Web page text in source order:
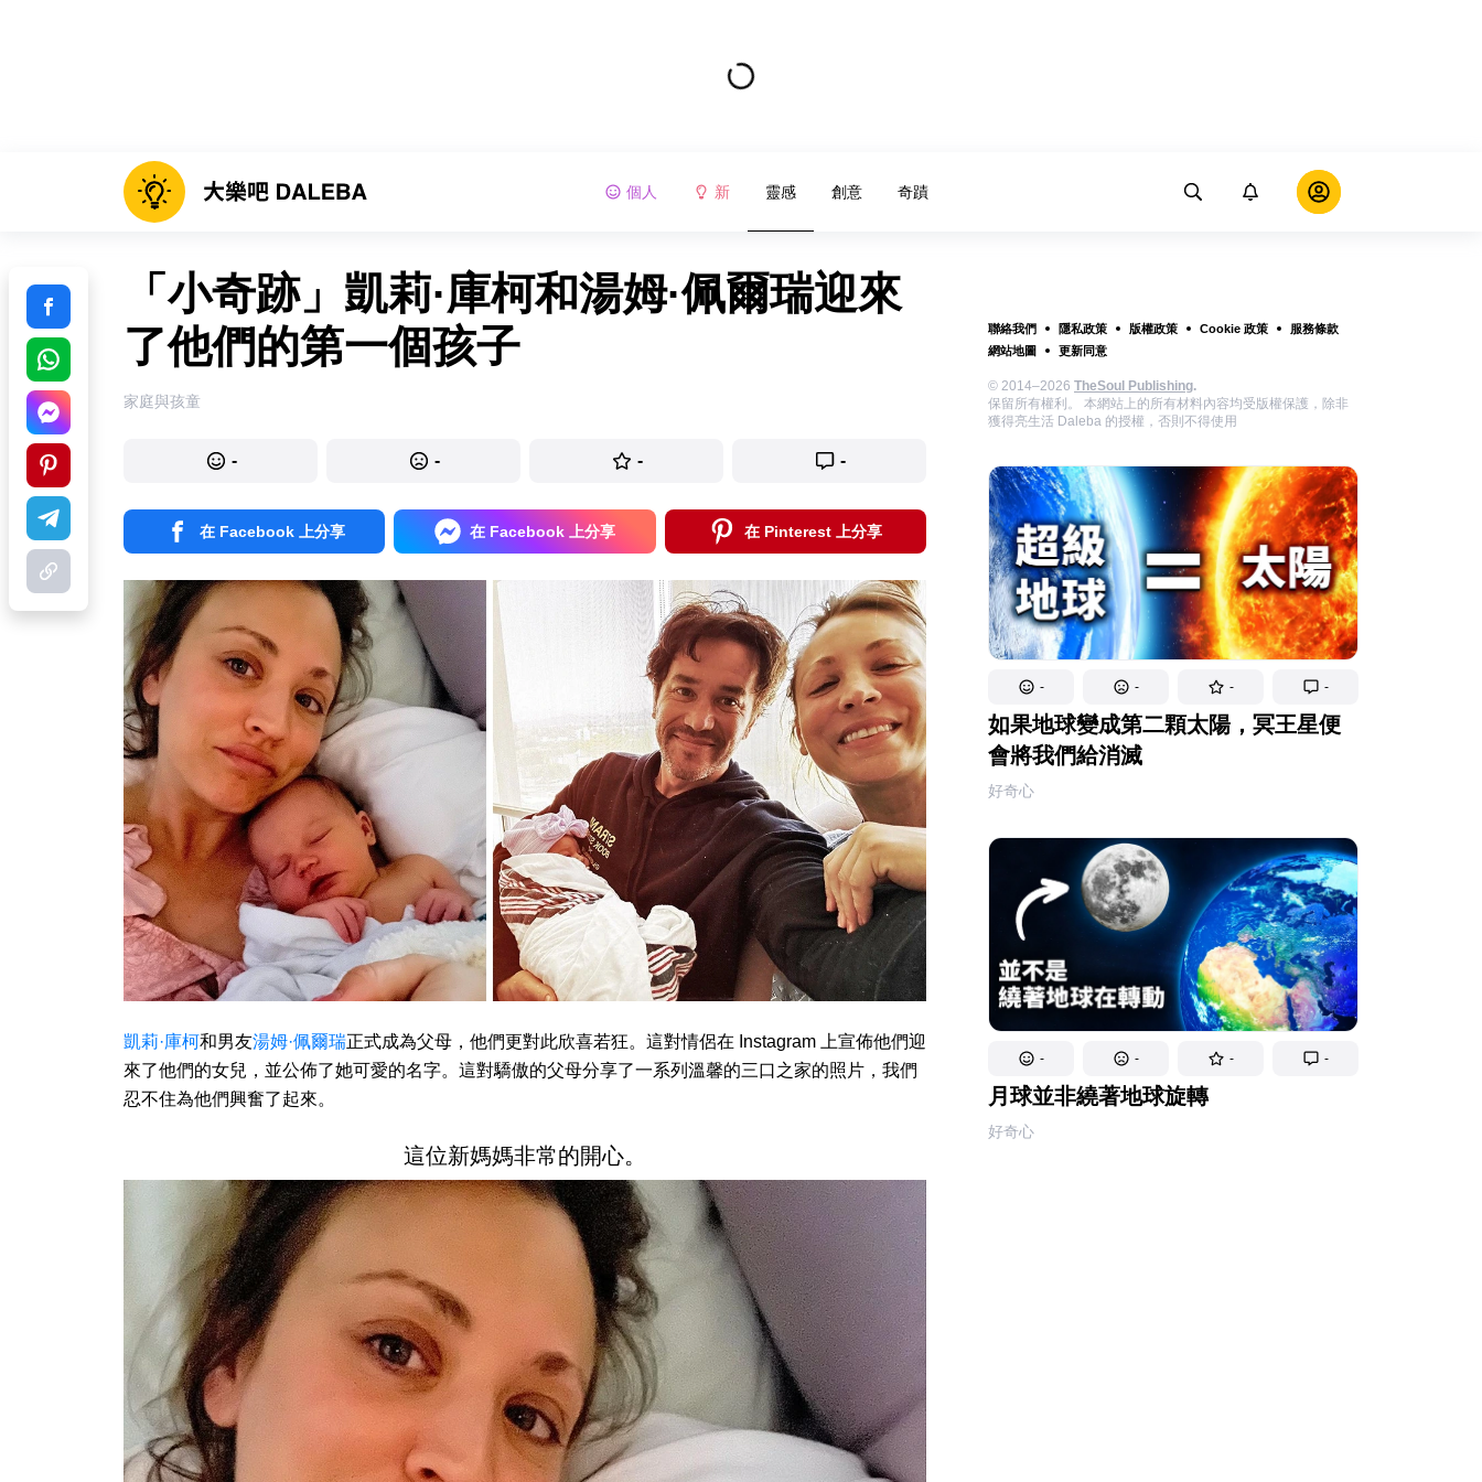
個人 新 靈感 創意 奇蹟
聯絡我們 隱私政策 版權政策 Cookie 政策
服務條款
網站地圖
更新同意
© 2014–2026 TheSoul Publishing.
保留所有權利。 本網站上的所有材料內容均受版權保護，除非
獲得亮生活 Daleba 的授權，否則不得使用
- - - -
如果地球變成第二顆太陽，冥王星便
會將我們給消滅
好奇心
- - - -
月球並非繞著地球旋轉
好奇心
「小奇跡」凱莉·庫柯和湯姆·佩爾瑞迎來
了他們的第一個孩子
家庭與孩童
- - - -
在 Facebook 上分享 在 Facebook 上分享 在 Pinterest 上分享
凱莉·庫柯和男友湯姆·佩爾瑞正式成為父母，他們更對此欣喜若狂。這對情侶在 Instagram 上宣佈他們迎
來了他們的女兒，並公佈了她可愛的名字。這對驕傲的父母分享了一系列溫馨的三口之家的照片，我們
忍不住為他們興奮了起來。
這位新媽媽非常的開心。